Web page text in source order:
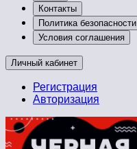
Контакты
Политика безопасности
Условия соглашения
Личный кабинет
Регистрация
Авторизация